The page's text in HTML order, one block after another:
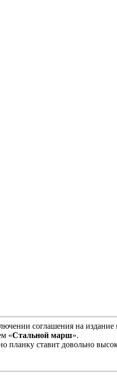
соглашения на
«Стальной марш».
планку ставит довольно